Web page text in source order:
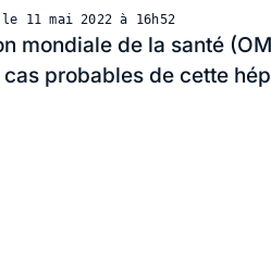
le 11 mai 2022 à 16h52
mondiale de la santé
probables de cette